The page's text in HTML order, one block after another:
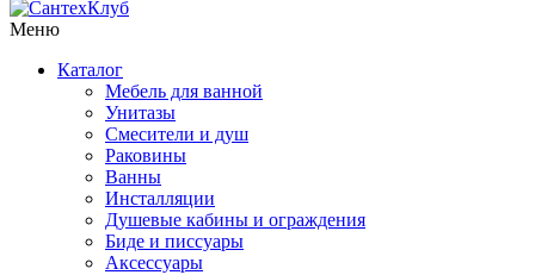
Меню
Каталог
Мебель для ванной
Унитазы
Смесители и душ
Раковины
Ванны
Инсталляции
Душевые кабины и ограждения
Биде и писсуары
Аксессуары